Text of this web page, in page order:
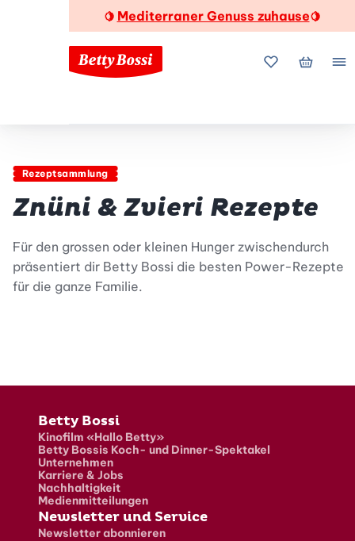
🍋 Mediterraner Genuss zuhause🍋
MeineMein
Rezeptsammlung
Znüni & Zvieri Rezepte
Für den grossen oder kleinen Hunger zwischendurch
präsentiert dir Betty Bossi die besten Power-Rezepte
für die ganze Familie.
Fusszeile
Betty Bossi
Kinofilm «Hallo Betty»
Betty Bossis Koch- und Dinner-Spektakel
Unternehmen
Karriere & Jobs
Nachhaltigkeit
Medienmitteilungen
Newsletter und Service
Newsletter abonnieren